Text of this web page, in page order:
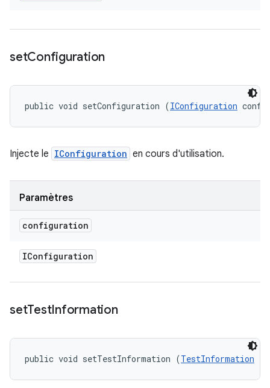
setConfiguration
public void setConfiguration (IConfiguration
Injecte le IConfiguration en cours d'utilisation.
Paramètres
configuration
IConfiguration
setTestInformation
public void setTestInformation (TestInformation